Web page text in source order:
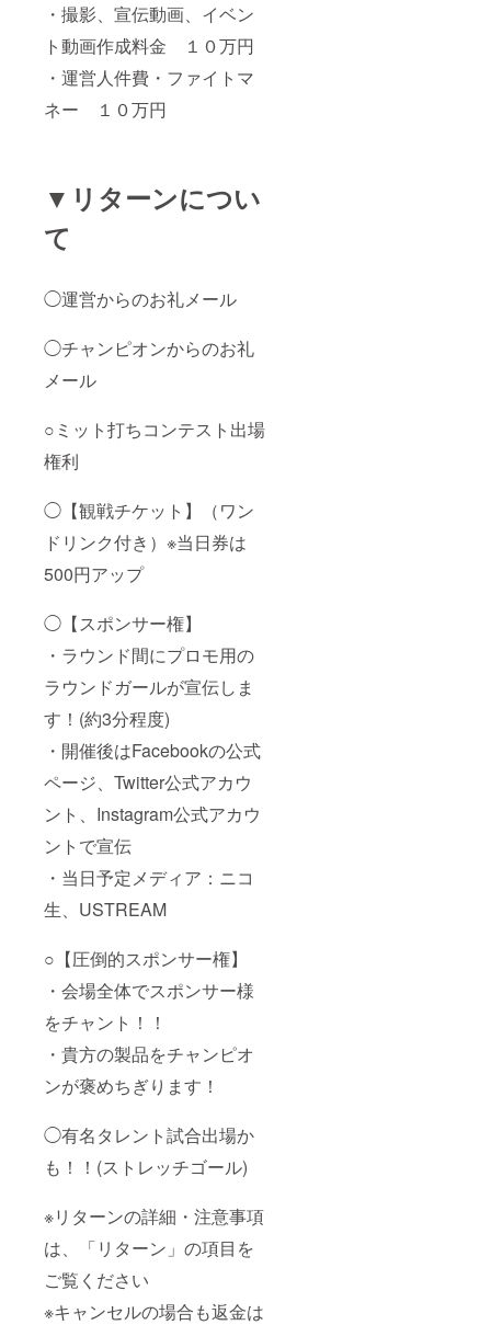
・撮影、宣伝動画、イベン
ト動画作成料金 １０万円
・運営人件費・ファイトマ
ネー １０万円
▼リターンについ
て
◯運営からのお礼メール
◯チャンピオンからのお礼
メール
○ミット打ちコンテスト出場
権利
◯【観戦チケット】（ワン
ドリンク付き）※当日券は
500円アップ
◯【スポンサー権】
・ラウンド間にプロモ用の
ラウンドガールが宣伝しま
す！(約3分程度)
・開催後はFacebookの公式
ページ、Twitter公式アカウ
ント、Instagram公式アカウ
ントで宣伝
・当日予定メディア：ニコ
生、USTREAM
○【圧倒的スポンサー権】
・会場全体でスポンサー様
をチャント！！
・貴方の製品をチャンピオ
ンが褒めちぎります！
◯有名タレント試合出場か
も！！(ストレッチゴール)
※リターンの詳細・注意事項
は、「リターン」の項目を
ご覧ください
※キャンセルの場合も返金は